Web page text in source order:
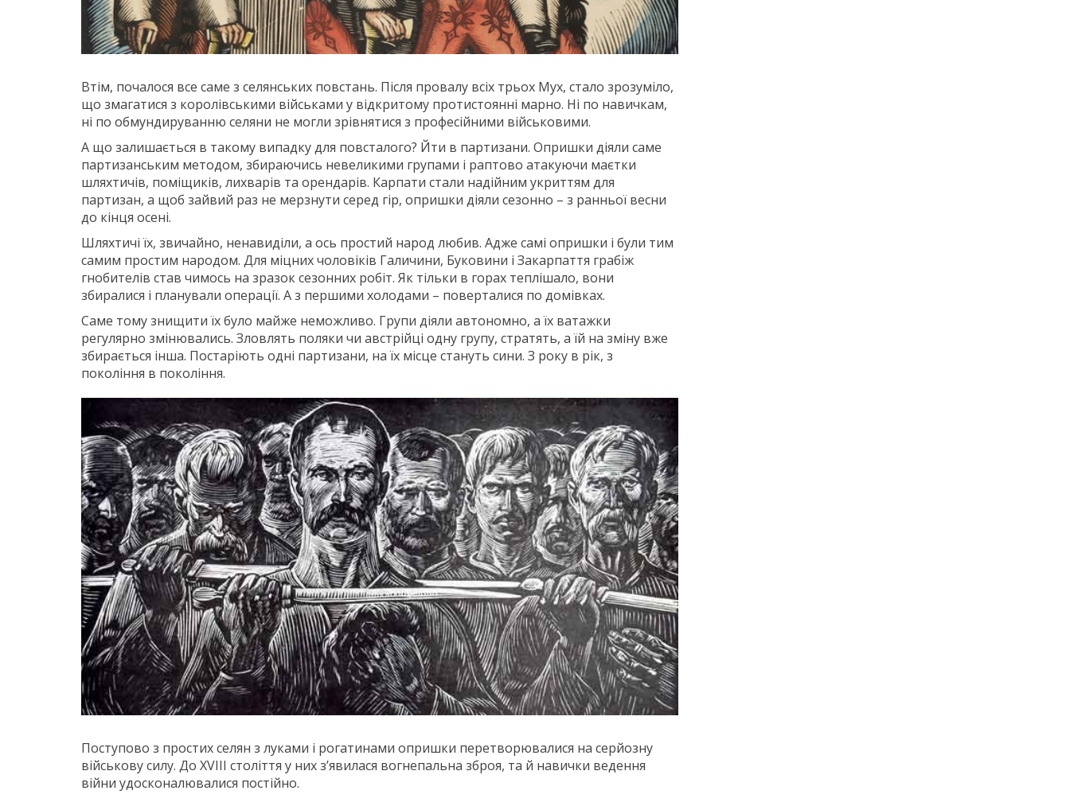
Втім, почалося все саме з селянських повстань. Після провалу всіх трьох Мух, стало зрозуміло,
що змагатися з королівськими військами у відкритому протистоянні марно. Ні по навичкам,
ні по обмундируванню селяни не могли зрівнятися з професійними військовими.
А що залишається в такому випадку для повсталого? Йти в партизани. Опришки діяли саме
партизанським методом, збираючись невеликими групами і раптово атакуючи маєтки
шляхтичів, поміщиків, лихварів та орендарів. Карпати стали надійним укриттям для
партизан, а щоб зайвий раз не мерзнути серед гір, опришки діяли сезонно – з ранньої весни
до кінця осені.
Шляхтичі їх, звичайно, ненавиділи, а ось простий народ любив. Адже самі опришки і були тим
самим простим народом. Для міцних чоловіків Галичини, Буковини і Закарпаття грабіж
гнобителів став чимось на зразок сезонних робіт. Як тільки в горах теплішало, вони
збиралися і планували операції. А з першими холодами – поверталися по домівках.
Саме тому знищити їх було майже неможливо. Групи діяли автономно, а їх ватажки
регулярно змінювались. Зловлять поляки чи австрійці одну групу, стратять, а їй на зміну вже
збирається інша. Постаріють одні партизани, на їх місце стануть сини. З року в рік, з
покоління в покоління.
Поступово з простих селян з луками і рогатинами опришки перетворювалися на серйозну
військову силу. До XVIII століття у них з’явилася вогнепальна зброя, та й навички ведення
війни удосконалювалися постійно.